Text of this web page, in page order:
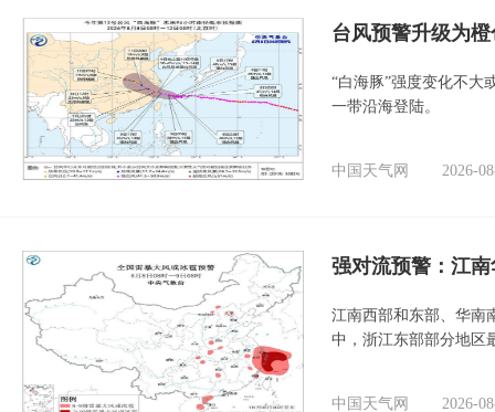
台风预警升级为
“白海豚”强度变化不大
一带沿海登陆。
中国天气网 2026-
强对流预警：江
江南西部和东部、华南
中，浙江东部部分地区
中国天气网 2026-